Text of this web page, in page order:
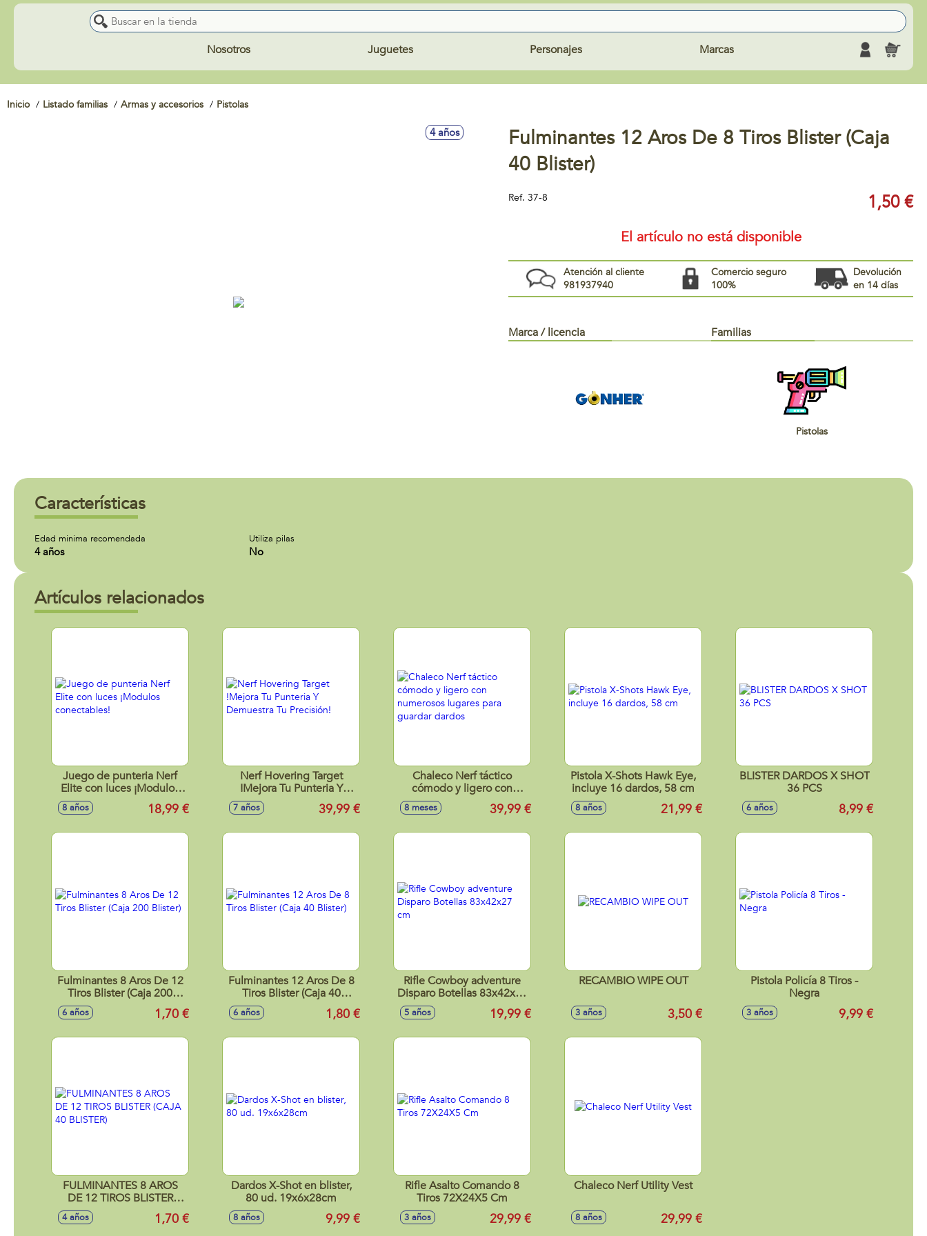
Nosotros Juguetes Personajes Marcas
Inicio Listado familias Armas y accesorios Pistolas
4 años
Fulminantes 12 Aros De 8 Tiros Blister (Caja
40 Blister)
Ref. 37-8 1,50 €
El artículo no está disponible
Atención al cliente
981937940
Comercio seguro
100%
Devolución
en 14 días
Marca / licencia Familias
Pistolas
Características
Edad minima recomendada
4 años
Utiliza pilas
No
Artículos relacionados
Juego de punteria Nerf
Elite con luces ¡Modulos
conectables!
8 años 18,99 €
Nerf Hovering Target
!Mejora Tu Punteria Y
Demuestra Tu Precisión!
7 años 39,99 €
Chaleco Nerf táctico
cómodo y ligero con
numerosos lugares para
guardar dardos
8 meses 39,99 €
Pistola X-Shots Hawk Eye,
incluye 16 dardos, 58 cm
8 años 21,99 €
BLISTER DARDOS X SHOT
36 PCS
6 años 8,99 €
Fulminantes 8 Aros De 12
Tiros Blister (Caja 200
6 años 1,70 €
Fulminantes 12 Aros De 8
Tiros Blister (Caja 40
6 años 1,80 €
Rifle Cowboy adventure
Disparo Botellas 83x42x27
5 años 19,99 €
RECAMBIO WIPE OUT
3 años 3,50 €
Pistola Policía 8 Tiros -
Negra
3 años 9,99 €
FULMINANTES 8 AROS
DE 12 TIROS BLISTER
(CAJA 40 BLISTER)
4 años 1,70 €
Dardos X-Shot en blister,
80 ud. 19x6x28cm
8 años 9,99 €
Rifle Asalto Comando 8
Tiros 72X24X5 Cm
3 años 29,99 €
Chaleco Nerf Utility Vest
8 años 29,99 €